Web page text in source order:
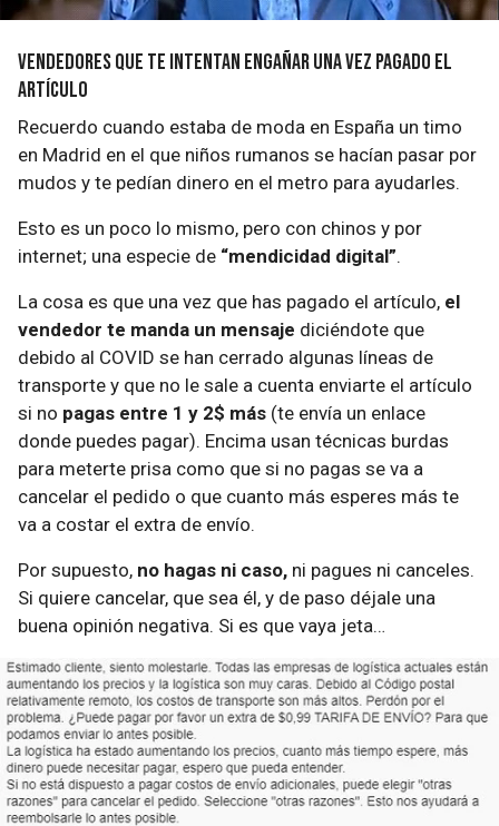
Vendedores que te intentan engañar una vez pagado el
artículo
Recuerdo cuando estaba de moda en España un timo
en Madrid en el que niños rumanos se hacían pasar por
mudos y te pedían dinero en el metro para ayudarles.
Esto es un poco lo mismo, pero con chinos y por
internet; una especie de “mendicidad digital”.
La cosa es que una vez que has pagado el artículo, el
vendedor te manda un mensaje diciéndote que
debido al COVID se han cerrado algunas líneas de
transporte y que no le sale a cuenta enviarte el artículo
si no pagas entre 1 y 2$ más (te envía un enlace
donde puedes pagar). Encima usan técnicas burdas
para meterte prisa como que si no pagas se va a
cancelar el pedido o que cuanto más esperes más te
va a costar el extra de envío.
Por supuesto, no hagas ni caso, ni pagues ni canceles.
Si quiere cancelar, que sea él, y de paso déjale una
buena opinión negativa. Si es que vaya jeta…